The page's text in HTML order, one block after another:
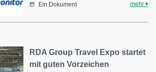
Ein Dokument mehr
RDA Group Travel Expo startet
mit guten Vorzeichen